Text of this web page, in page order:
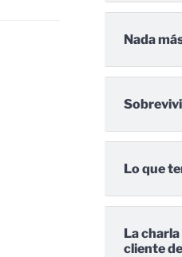
Nada
Lo que
La
cliente